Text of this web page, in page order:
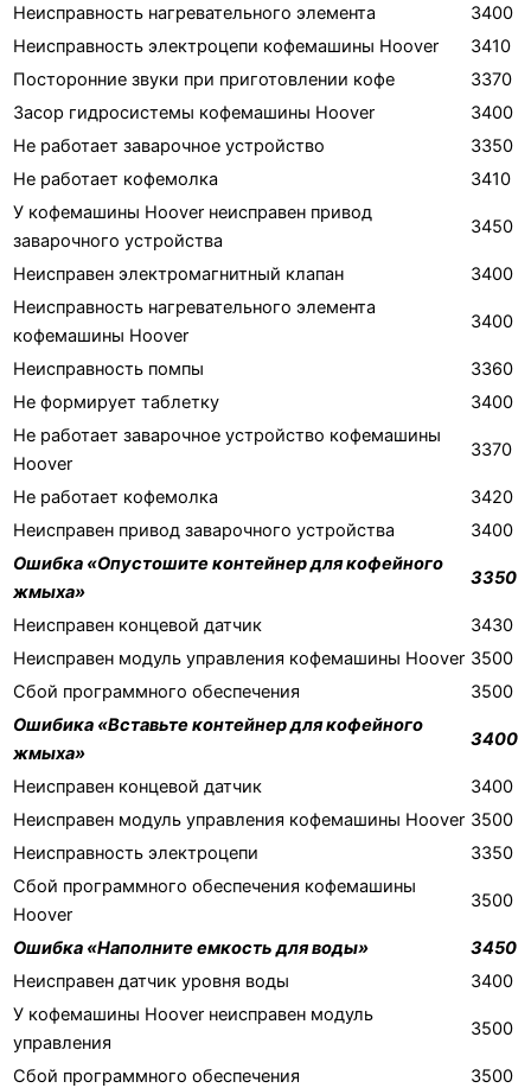
Неисправность нагревательного элемента
3400
Неисправность электроцепи кофемашины Hoover
3410
Посторонние звуки при приготовлении кофе
3370
Засор гидросистемы кофемашины Hoover
3400
Не работает заварочное устройство
3350
Не работает кофемолка
3410
У кофемашины Hoover неисправен привод
заварочного устройства
3450
Неисправен электромагнитный клапан
3400
Неисправность нагревательного элемента
кофемашины Hoover
3400
Неисправность помпы
3360
Не формирует таблетку
3400
Не работает заварочное устройство кофемашины
Hoover
3370
Не работает кофемолка
3420
Неисправен привод заварочного устройства
3400
Ошибка «Опустошите контейнер для кофейного
жмыха»
3350
Неисправен концевой датчик
3430
Неисправен модуль управления кофемашины Hoover 3500
Сбой программного обеспечения
3500
Ошибика «Вставьте контейнер для кофейного
жмыха»
3400
Неисправен концевой датчик
3400
Неисправен модуль управления кофемашины Hoover 3500
Неисправность электроцепи
3350
Сбой программного обеспечения кофемашины
Hoover
3500
Ошибка «Наполните емкость для воды»
3450
Неисправен датчик уровня воды
3400
У кофемашины Hoover неисправен модуль
управления
3500
Сбой программного обеспечения
3500